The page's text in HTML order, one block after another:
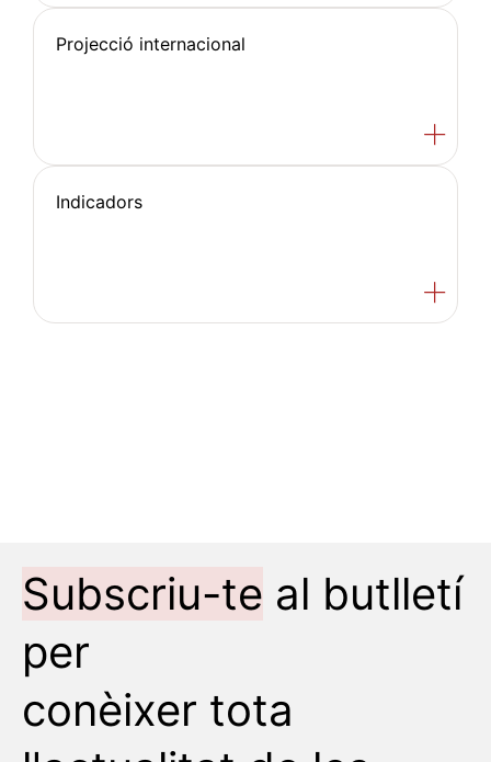
Projecció internacional
Indicadors
Subscriu-te al butlletí
per
conèixer tota